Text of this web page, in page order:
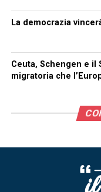
La democrazia
Ceuta, Schengen e il
migratoria che